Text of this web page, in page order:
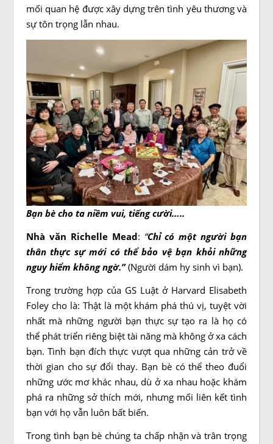
mối quan hệ được xây dựng trên tình yêu thương và
sự tôn trọng lẫn nhau.
Bạn bè cho ta niềm vui, tiếng cười…..
Nhà văn Richelle Mead: “Chỉ có một người bạn
thân thực sự mới có thể bảo vệ bạn khỏi những
nguy hiểm không ngờ.” (Người dám hy sinh vì bạn).
Trong trường hợp của GS Luật ở Harvard Elisabeth
Foley cho là: Thật là một khám phá thú vị, tuyệt vời
nhất mà những người bạn thực sự tạo ra là họ có
thể phát triển riêng biệt tài năng mà không ở xa cách
bạn. Tình bạn đích thực vượt qua những cản trở về
thời gian cho sự đổi thay. Bạn bè có thể theo đuổi
những ước mơ khác nhau, dù ở xa nhau hoặc khám
phá ra những sở thích mới, nhưng mối liên kết tình
bạn với họ vẫn luôn bất biến.
Trong tình bạn bè chúng ta chấp nhận và trân trọng